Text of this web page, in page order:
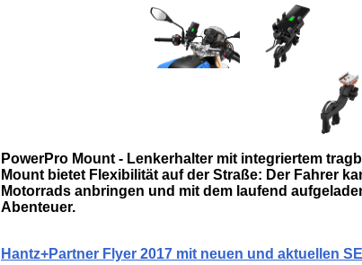
PowerPro Mount - Lenkerhalter mit integriertem
Mount bietet Flexibilität auf der Straße: Der Fahrer
Motorrads anbringen und mit dem laufend
Abenteuer.
Hantz+Partner Flyer 2017 mit neuen und aktuellen